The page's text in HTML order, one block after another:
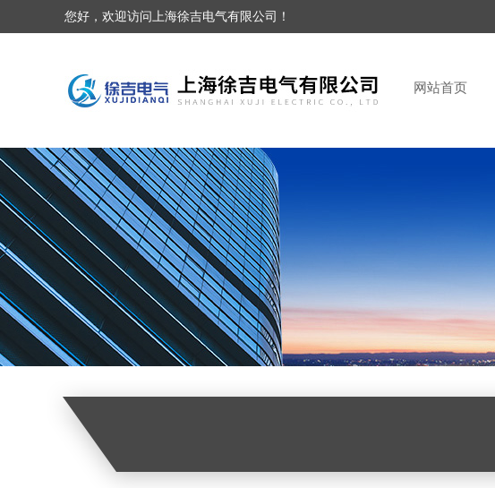
您好，欢迎访问上海徐吉电气有限公司！
网站首页